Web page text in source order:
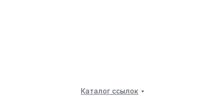
Каталог ссылок